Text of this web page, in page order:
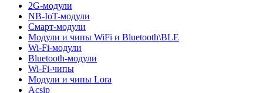
2G-модули
NB-IoT-модули
Смарт-модули
Модули и чипы WiFi и Bluetooth\BLE
Wi-Fi-модули
Bluetooth-модули
Wi-Fi-чипы
Модули и чипы Lora
Acsip